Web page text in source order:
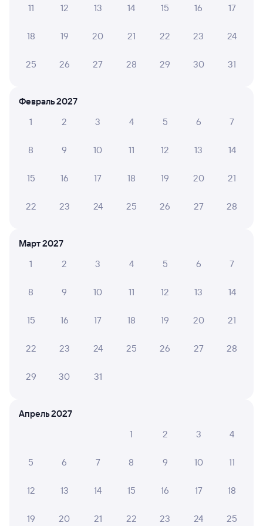
Купить жд билеты до Чанов
Мы используем cookies для более удобной работы
11 12 13 14 15 16 17
18 19 20 21 22 23 24
25 26 27 28 29 30 31
Февраль 2027
1
2 3 4 5 6 7
8 9 10 11 12 13 14
15 16 17 18 19 20 21
22 23 24 25 26 27 28
Март 2027
1
2 3 4 5 6 7
8 9 10 11 12 13 14
15 16 17 18 19 20 21
22 23 24 25 26 27 28
29 30 31
Апрель 2027
1
2 3 4
5 6 7 8 9 10 11
12 13 14 15 16 17 18
19 20 21 22 23 24 25